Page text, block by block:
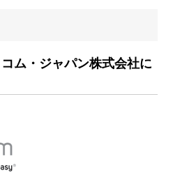
ム・ジャパン株式会社に